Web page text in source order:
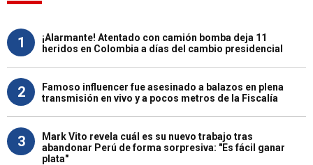
1
¡Alarmante! Atentado con camión bomba deja 11
heridos en Colombia a días del cambio presidencial
2
Famoso influencer fue asesinado a balazos en plena
transmisión en vivo y a pocos metros de la Fiscalía
3
Mark Vito revela cuál es su nuevo trabajo tras
abandonar Perú de forma sorpresiva: "Es fácil ganar
plata"